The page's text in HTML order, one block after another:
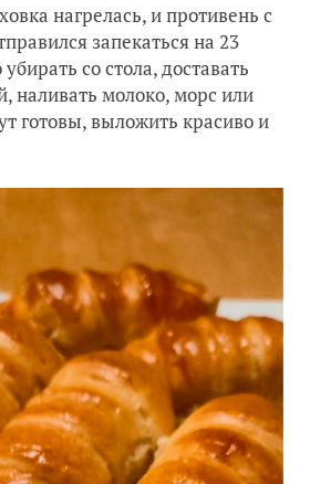
нагрелась, и противень с
запекаться на 23
со стола, доставать
наливать молоко, морс или
готовы, выложить красиво и